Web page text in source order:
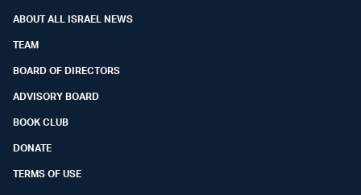
ABOUT ALL ISRAEL NEWS
TEAM
BOARD OF DIRECTORS
ADVISORY BOARD
BOOK CLUB
DONATE
TERMS OF USE